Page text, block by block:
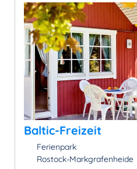
Baltic-Freizeit
Ferienpark
Rostock-Markgrafenheide